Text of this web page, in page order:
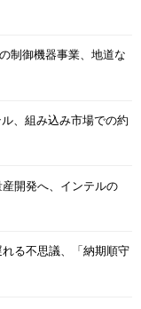
制御機器事業、地道な
、組み込み市場での約
開発へ、インテルの
る不思議、「納期順守